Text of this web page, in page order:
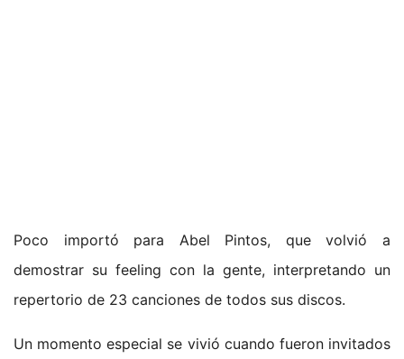
Poco importó para Abel Pintos, que volvió a
demostrar su feeling con la gente, interpretando un
repertorio de 23 canciones de todos sus discos.
Un momento especial se vivió cuando fueron invitados